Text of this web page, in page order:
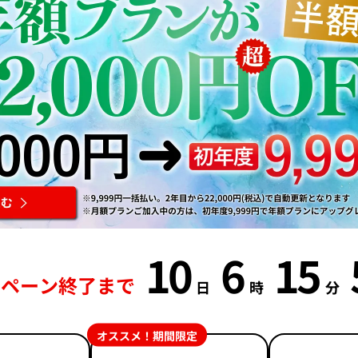
ーン終了まで 10 日 6 時 15 分
オススメ！期間限定